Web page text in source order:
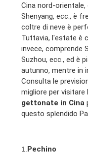
Cina nord-orientale,
Shenyang, ecc., è
coltre di neve è
Tuttavia, l'estate è
invece, comprende
Suzhou, ecc., ed è
autunno, mentre in
Consulta le
migliore per visitare
gettonate in Cina
questo splendido
1. Pechino